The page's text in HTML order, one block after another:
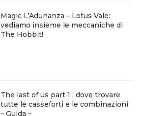
Magic L’Adunanza – Lotus Vale:
vediamo insieme le meccaniche di
The Hobbit!
The last of us part 1 : dove trovare
tutte le casseforti e le combinazioni
– Guida –